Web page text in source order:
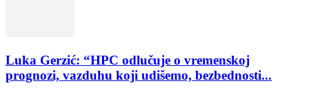
Luka Gerzić: “HPC odlučuje o vremenskoj
prognozi, vazduhu koji udišemo, bezbednosti...